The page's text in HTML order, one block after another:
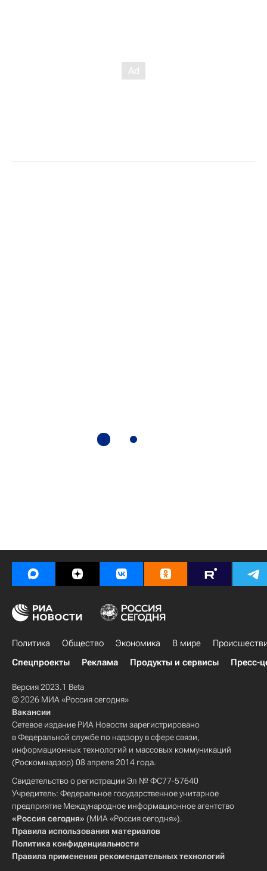
Политика Общество Экономика В мире
Спецпроекты
Реклама Продукты и сервисы Пресс-
Версия 2023.1 Beta
© 2026 МИА «Россия сегодня»
Вакансии
Сетевое издание РИА Новости зарегистрировано
в Федеральной службе по надзору в сфере связи,
информационных технологий и массовых коммуникаций
(Роскомнадзор) 08 апреля 2014 года.
Свидетельство о регистрации Эл № ФС77-57640
Учредитель: Федеральное государственное унитарное
предприятие Международное информационное агентство
«Россия сегодня» (МИА «Россия сегодня»).
Правила использования материалов
Политика конфиденциальности
Правила применения рекомендательных технологий